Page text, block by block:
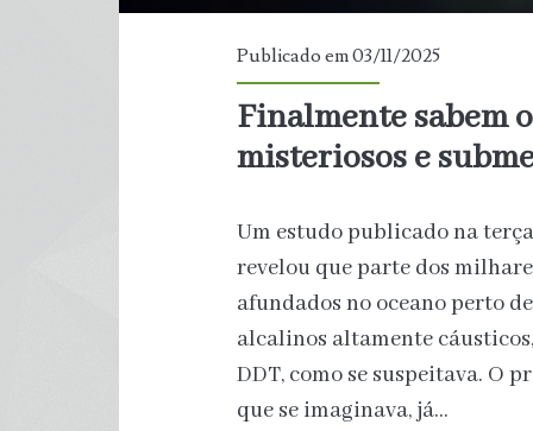
Publicado em 03/11/2025
Finalmente sabem
misteriosos e
Um estudo publicado na
revelou que parte dos
afundados no oceano perto
alcalinos altamente
DDT, como se suspeitava. O
que se imaginava, já…